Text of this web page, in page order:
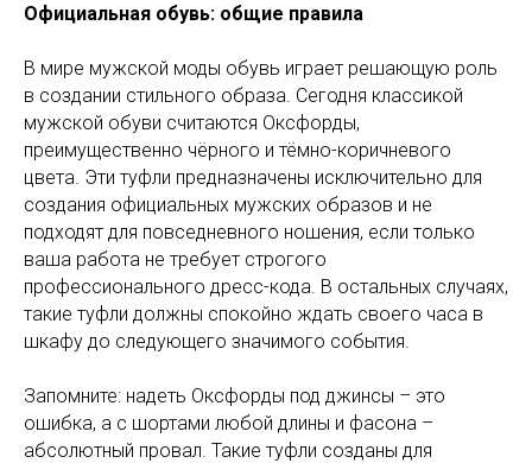
Официальная обувь: общие правила
В мире мужской моды обувь играет решающую роль
в создании стильного образа. Сегодня классикой
мужской обуви считаются Оксфорды,
преимущественно чёрного и тёмно-коричневого
цвета. Эти туфли предназначены исключительно для
создания официальных мужских образов и не
подходят для повседневного ношения, если только
ваша работа не требует строгого
профессионального дресс-кода. В остальных случаях,
такие туфли должны спокойно ждать своего часа в
шкафу до следующего значимого события.
Запомните: надеть Оксфорды под джинсы – это
ошибка, а с шортами любой длины и фасона –
абсолютный провал. Такие туфли созданы для